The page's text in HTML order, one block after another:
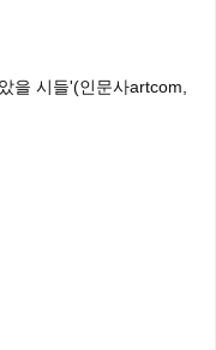
을 시들'(인문사artcom,